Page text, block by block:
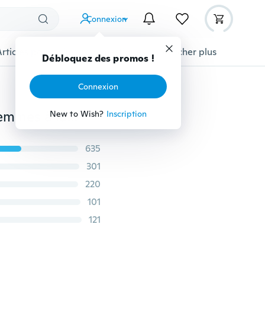
Connexion
Débloquez des promos !
Connexion
New to Wish? Inscription
pour animaux domestiques Afficher plus
Jupes de soirée plissées évasées à taille haute pour femmes à la mode
635
301
220
101
121